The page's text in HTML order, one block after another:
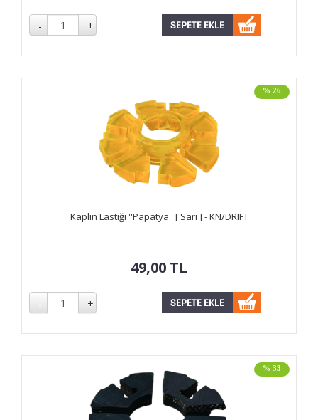
% 26
Kaplin Lastiği ''Papatya'' [ Sarı ] - KN/DRIFT
49,00 TL
% 33